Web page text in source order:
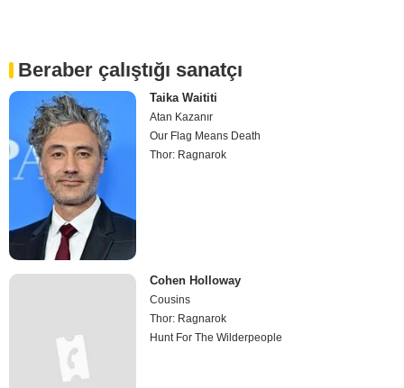
Beraber çalıştığı sanatçı
Taika Waititi
Atan Kazanır
Our Flag Means Death
Thor: Ragnarok
Cohen Holloway
Cousins
Thor: Ragnarok
Hunt For The Wilderpeople